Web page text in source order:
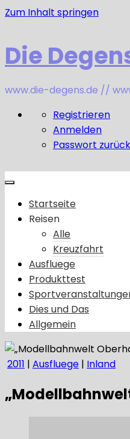
Zum Inhalt springen
Die
www.die-degens.de //
Registrieren
Anmelden
Passwort
Startseite
Reisen
Alle
Kreuzfahrt
Ausfluege
Produkttest
Dies und Das
Allgemein
2011 | Ausfluege | Inland